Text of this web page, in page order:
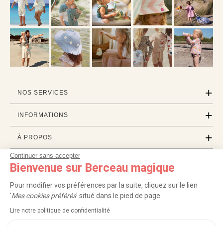
Continuer sans accepter
Bienvenue sur Berceau magique
Pour modifier vos préférences par la suite, cliquez sur le lien
'Mes cookies préférés' situé dans le pied de page.
Lire notre politique de confidentialité
NOS SERVICES
INFORMATIONS
À PROPOS
PROFESSIONNELS
LISTES CADEAUX